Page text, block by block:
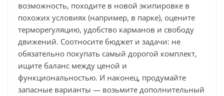
возможность, походите в новой экипировке в
похожих условиях (например, в парке), оцените
терморегуляцию, удобство карманов и свободу
движений. Соотносите бюджет и задачи: не
обязательно покупать самый дорогой комплект,
ищите баланс между ценой и
функциональностью. И наконец, продумайте
запасные варианты — возьмите дополнительный